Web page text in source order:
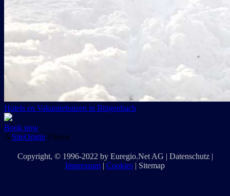
Hotels en Vakantiehuizen in Bütgenbach
Book now
A SiteOrigin Theme
Copyright, © 1996-2022 by Euregio.Net AG | Datenschutz|
Impressum | Cookies | Sitemap